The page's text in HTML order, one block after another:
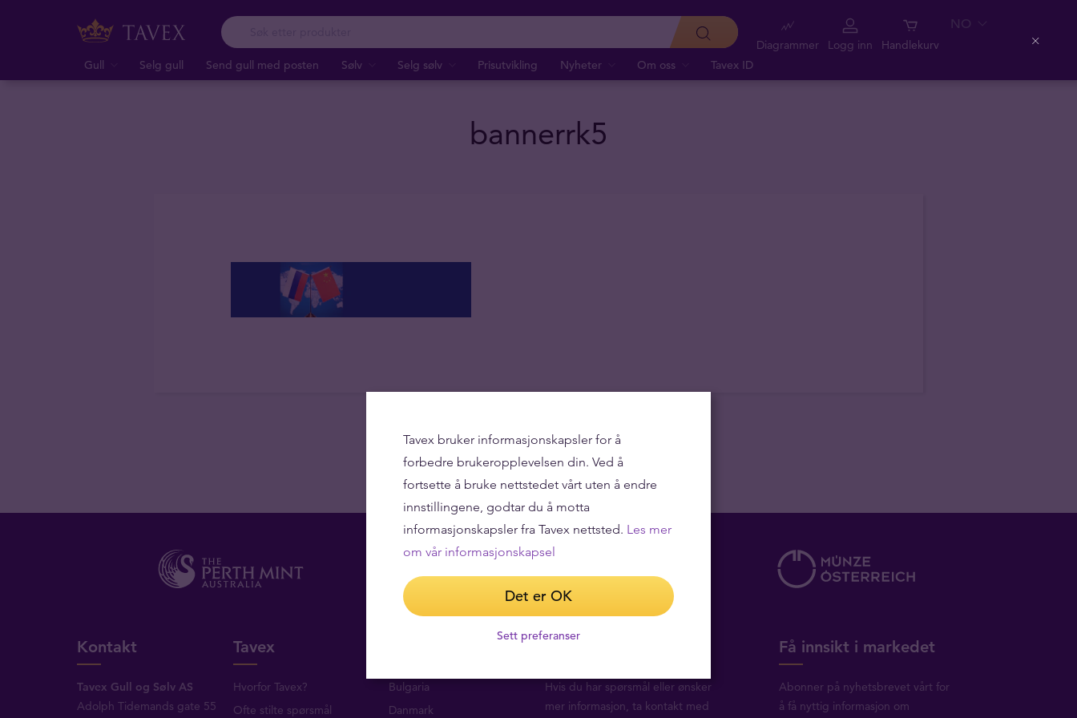
Gull Selg gull Send gull med posten Sølv Selg sølv Prisutvikling Nyheter Om oss Tavex ID
Diagrammer Logg inn Handlekurv
NO
bannerrk5
Kontakt
Tavex Gull og Sølv AS
Adolph Tidemands gate 55
Tavex
Hvorfor Tavex?
Ofte stilte spørsmål
Bulgaria
Danmark
Hvis du har spørsmål eller ønsker
mer informasjon, ta kontakt med
Få innsikt i markedet
Abonner på nyhetsbrevet vårt for
å få nyttig informasjon om
Tavex bruker informasjonskapsler for å
forbedre brukeropplevelsen din. Ved å
fortsette å bruke nettstedet vårt uten å endre
innstillingene, godtar du å motta
informasjonskapsler fra Tavex nettsted. Les mer
om vår informasjonskapsel
Det er OK
Sett preferanser
Close